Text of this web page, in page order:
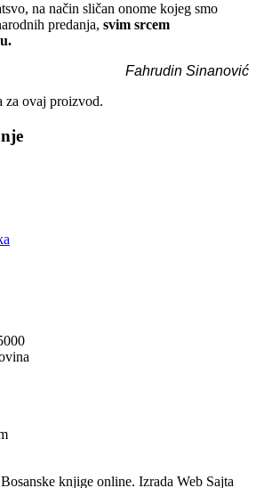
na način sličan onome kojeg smo
predanja, svim srcem
Fahrudin Sinanović
za ovaj proizvod.
knjige online. Izrada Web Sajta